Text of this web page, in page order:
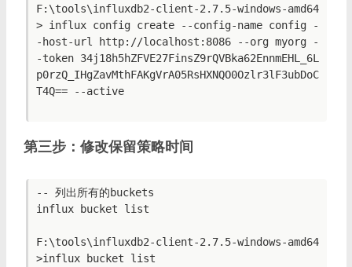
F:\tools\influxdb2-client-2.7.5-windows-amd64
> influx config create --config-name config -
-host-url http://localhost:8086 --org myorg -
-token 34j18h5hZFVE27FinsZ9rQVBka62EnnmEHL_6L
p0rzQ_IHgZavMthFAKgVrA05RsHXNQO0Ozlr3lF3ubDoC
T4Q== --active
第三步：修改保留策略时间
-- 列出所有的buckets
influx bucket list
F:\tools\influxdb2-client-2.7.5-windows-amd64
>influx bucket list